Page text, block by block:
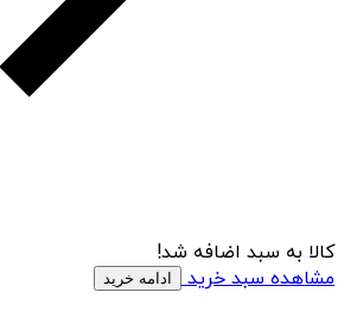
کالا به سبد اضافه شد!
مشاهده سبد خرید
ادامه خرید